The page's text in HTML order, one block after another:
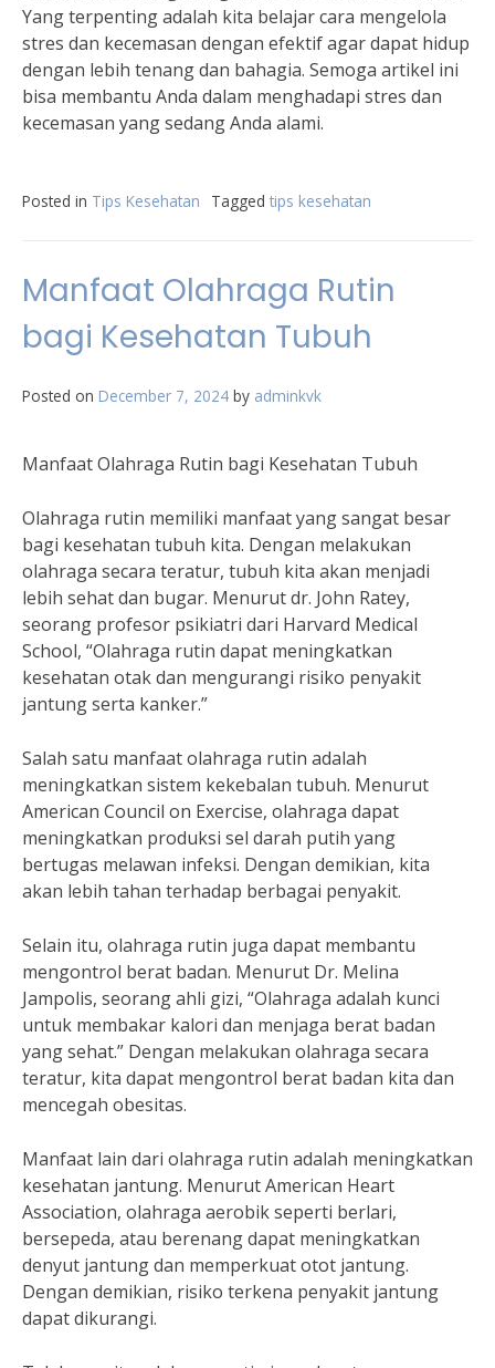
Yang terpenting adalah kita belajar cara mengelola
stres dan kecemasan dengan efektif agar dapat hidup
dengan lebih tenang dan bahagia. Semoga artikel ini
bisa membantu Anda dalam menghadapi stres dan
kecemasan yang sedang Anda alami.
Posted in Tips Kesehatan Tagged tips kesehatan
Manfaat Olahraga Rutin
bagi Kesehatan Tubuh
Posted on December 7, 2024 by adminkvk
Manfaat Olahraga Rutin bagi Kesehatan Tubuh
Olahraga rutin memiliki manfaat yang sangat besar
bagi kesehatan tubuh kita. Dengan melakukan
olahraga secara teratur, tubuh kita akan menjadi
lebih sehat dan bugar. Menurut dr. John Ratey,
seorang profesor psikiatri dari Harvard Medical
School, “Olahraga rutin dapat meningkatkan
kesehatan otak dan mengurangi risiko penyakit
jantung serta kanker.”
Salah satu manfaat olahraga rutin adalah
meningkatkan sistem kekebalan tubuh. Menurut
American Council on Exercise, olahraga dapat
meningkatkan produksi sel darah putih yang
bertugas melawan infeksi. Dengan demikian, kita
akan lebih tahan terhadap berbagai penyakit.
Selain itu, olahraga rutin juga dapat membantu
mengontrol berat badan. Menurut Dr. Melina
Jampolis, seorang ahli gizi, “Olahraga adalah kunci
untuk membakar kalori dan menjaga berat badan
yang sehat.” Dengan melakukan olahraga secara
teratur, kita dapat mengontrol berat badan kita dan
mencegah obesitas.
Manfaat lain dari olahraga rutin adalah meningkatkan
kesehatan jantung. Menurut American Heart
Association, olahraga aerobik seperti berlari,
bersepeda, atau berenang dapat meningkatkan
denyut jantung dan memperkuat otot jantung.
Dengan demikian, risiko terkena penyakit jantung
dapat dikurangi.